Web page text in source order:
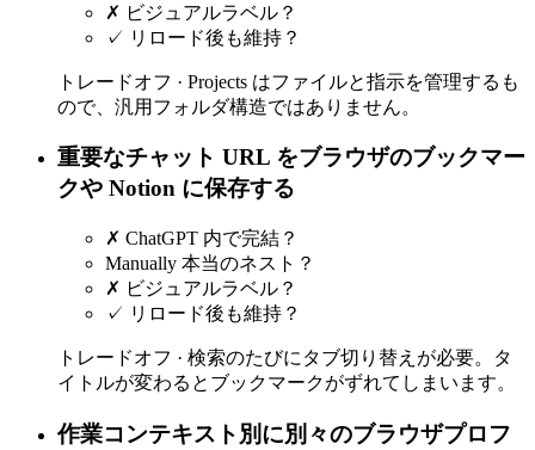
✗ ビジュアルラベル？
✓ リロード後も維持？
トレードオフ · Projects はファイルと指示を管理するも
ので、汎用フォルダ構造ではありません。
重要なチャット URL をブラウザのブックマー
クや Notion に保存する
✗ ChatGPT 内で完結？
Manually 本当のネスト？
✗ ビジュアルラベル？
✓ リロード後も維持？
トレードオフ · 検索のたびにタブ切り替えが必要。タ
イトルが変わるとブックマークがずれてしまいます。
作業コンテキスト別に別々のブラウザプロフ